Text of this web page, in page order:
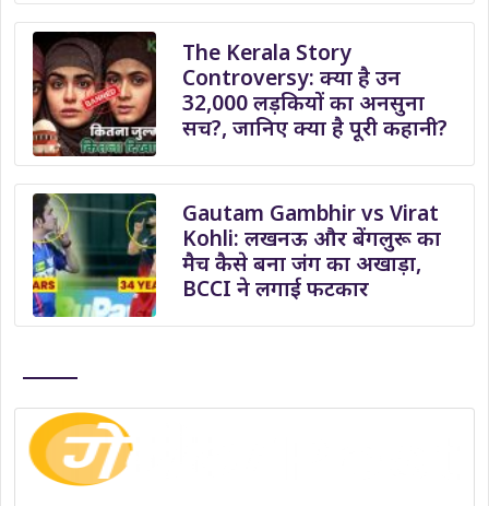
The Kerala Story
Controversy: क्या है उन
32,000 लड़कियों का अनसुना
सच?, जानिए क्या है पूरी कहानी?
Gautam Gambhir vs Virat
Kohli: लखनऊ और बेंगलुरू का
मैच कैसे बना जंग का अखाड़ा,
BCCI ने लगाई फटकार